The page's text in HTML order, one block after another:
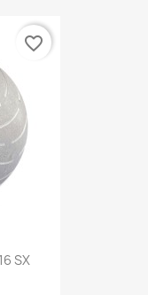
SX
favorite_border